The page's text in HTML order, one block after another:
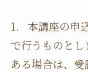
1. 本講座の申
で行うものと
ある場合は、